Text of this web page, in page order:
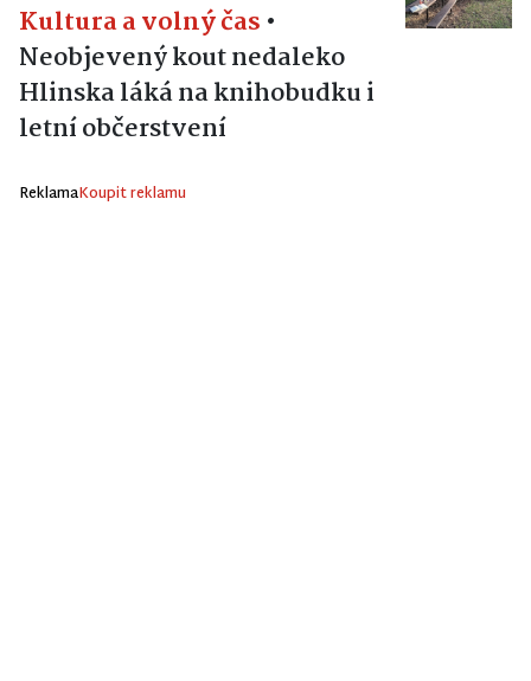
Kultura a volný čas •
Neobjevený kout nedaleko
Hlinska láká na knihobudku i
letní občerstvení
ReklamaKoupit reklamu